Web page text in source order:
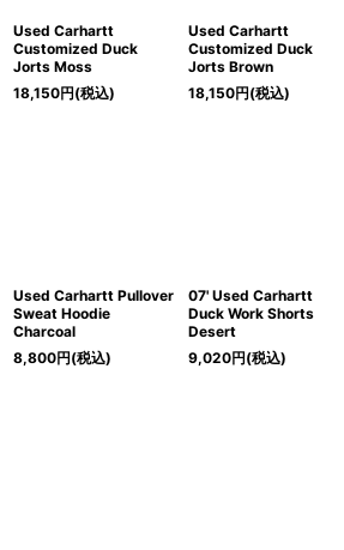
Used Carhartt
Customized Duck
Jorts Moss
18,150円(税込)
Used Carhartt
Customized Duck
Jorts Brown
18,150円(税込)
Used Carhartt Pullover
Sweat Hoodie
Charcoal
8,800円(税込)
07' Used Carhartt
Duck Work Shorts
Desert
9,020円(税込)